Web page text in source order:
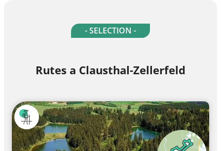
- SELECTION -
Rutes a Clausthal-Zellerfeld